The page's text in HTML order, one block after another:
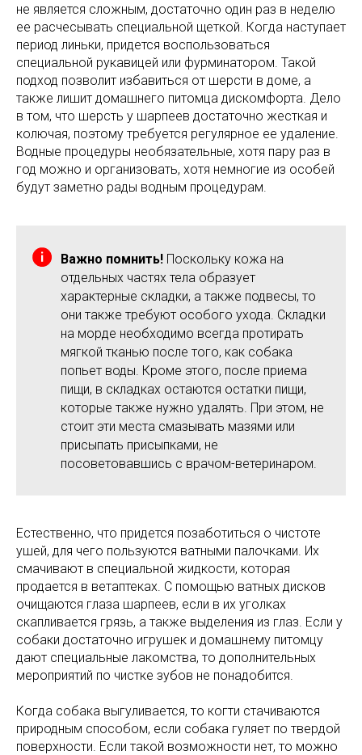
не является сложным, достаточно один раз в неделю
ее расчесывать специальной щеткой. Когда наступает
период линьки, придется воспользоваться
специальной рукавицей или фурминатором. Такой
подход позволит избавиться от шерсти в доме, а
также лишит домашнего питомца дискомфорта. Дело
в том, что шерсть у шарпеев достаточно жесткая и
колючая, поэтому требуется регулярное ее удаление.
Водные процедуры необязательные, хотя пару раз в
год можно и организовать, хотя немногие из особей
будут заметно рады водным процедурам.
Важно помнить! Поскольку кожа на
отдельных частях тела образует
характерные складки, а также подвесы, то
они также требуют особого ухода. Складки
на морде необходимо всегда протирать
мягкой тканью после того, как собака
попьет воды. Кроме этого, после приема
пищи, в складках остаются остатки пищи,
которые также нужно удалять. При этом, не
стоит эти места смазывать мазями или
присыпать присыпками, не
посоветовавшись с врачом-ветеринаром.
Естественно, что придется позаботиться о чистоте
ушей, для чего пользуются ватными палочками. Их
смачивают в специальной жидкости, которая
продается в ветаптеках. С помощью ватных дисков
очищаются глаза шарпеев, если в их уголках
скапливается грязь, а также выделения из глаз. Если у
собаки достаточно игрушек и домашнему питомцу
дают специальные лакомства, то дополнительных
мероприятий по чистке зубов не понадобится.
Когда собака выгуливается, то когти стачиваются
природным способом, если собака гуляет по твердой
поверхности. Если такой возможности нет, то можно